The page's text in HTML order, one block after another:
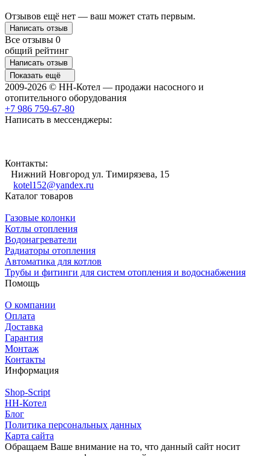
Отзывов ещё нет — ваш может стать первым.
Написать отзыв
Все отзывы 0
общий рейтинг
Написать отзыв
Показать ещё
2009-2026 © НН-Котел — продажи насосного и
отопительного оборудования
+7 986 759-67-80
Написать в мессенджеры:
Контакты:
Нижний Новгород ул. Тимирязева, 15
kotel152@yandex.ru
Каталог товаров
Газовые колонки
Котлы отопления
Водонагреватели
Радиаторы отопления
Автоматика для котлов
Трубы и фитинги для систем отопления и водоснабжения
Помощь
О компании
Оплата
Доставка
Гарантия
Монтаж
Контакты
Информация
Shop-Script
НН-Котел
Блог
Политика персональных данных
Карта сайта
Обращаем Ваше внимание на то, что данный сайт носит